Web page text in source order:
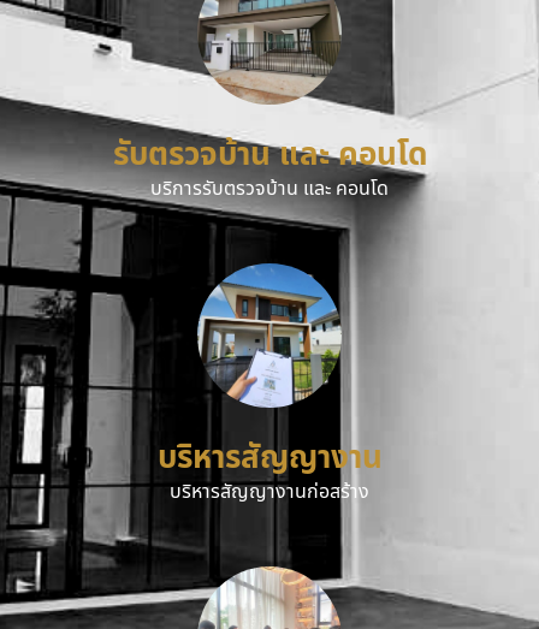
รับตรวจบ้าน และ คอนโด
บริการรับตรวจบ้าน และ คอนโด
บริหารสัญญางาน
บริหารสัญญางานก่อสร้าง